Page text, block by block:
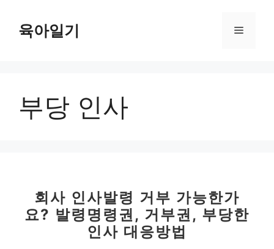
육아일기 메
부당 인사
회사 인사발령 거부 가능한가
요? 발령명령권, 거부권, 부당한
인사 대응방법